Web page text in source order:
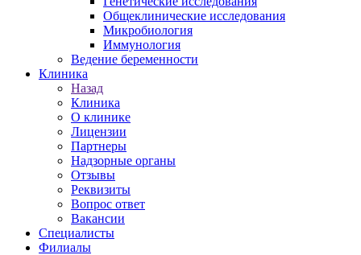
Общеклинические исследования
Микробиология
Иммунология
Ведение беременности
Клиника
Назад
Клиника
О клинике
Лицензии
Партнеры
Надзорные органы
Отзывы
Реквизиты
Вопрос ответ
Вакансии
Специалисты
Филиалы